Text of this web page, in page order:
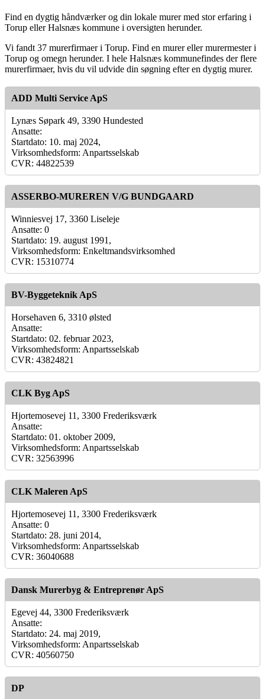
Find en dygtig håndværker og din lokale murer med stor erfaring i
Torup eller Halsnæs kommune i oversigten herunder.
Vi fandt 37 murerfirmaer i Torup. Find en murer eller murermester i
Torup og omegn herunder. I hele Halsnæs kommunefindes der flere
murerfirmaer, hvis du vil udvide din søgning efter en dygtig murer.
ADD Multi Service ApS
Lynæs Søpark 49, 3390 Hundested
Ansatte:
Startdato: 10. maj 2024,
Virksomhedsform: Anpartsselskab
CVR: 44822539
ASSERBO-MUREREN V/G BUNDGAARD
Winniesvej 17, 3360 Liseleje
Ansatte: 0
Startdato: 19. august 1991,
Virksomhedsform: Enkeltmandsvirksomhed
CVR: 15310774
BV-Byggeteknik ApS
Horsehaven 6, 3310 ølsted
Ansatte:
Startdato: 02. februar 2023,
Virksomhedsform: Anpartsselskab
CVR: 43824821
CLK Byg ApS
Hjortemosevej 11, 3300 Frederiksværk
Ansatte:
Startdato: 01. oktober 2009,
Virksomhedsform: Anpartsselskab
CVR: 32563996
CLK Maleren ApS
Hjortemosevej 11, 3300 Frederiksværk
Ansatte: 0
Startdato: 28. juni 2014,
Virksomhedsform: Anpartsselskab
CVR: 36040688
Dansk Murerbyg & Entreprenør ApS
Egevej 44, 3300 Frederiksværk
Ansatte:
Startdato: 24. maj 2019,
Virksomhedsform: Anpartsselskab
CVR: 40560750
DP